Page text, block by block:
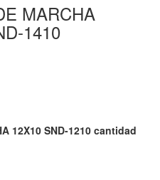
MARCHA
1410
12X10 SND-1210 cantidad